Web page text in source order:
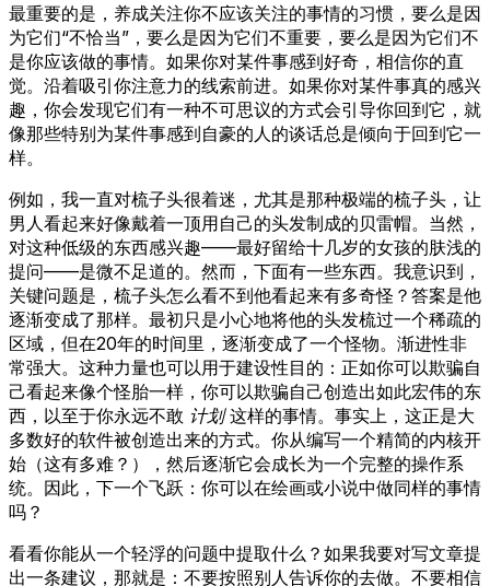
最重要的是，养成关注你不应该关注的事情的习惯，要么是因
为它们“不恰当”，要么是因为它们不重要，要么是因为它们不
是你应该做的事情。如果你对某件事感到好奇，相信你的直
觉。沿着吸引你注意力的线索前进。如果你对某件事真的感兴
趣，你会发现它们有一种不可思议的方式会引导你回到它，就
像那些特别为某件事感到自豪的人的谈话总是倾向于回到它一
样。
例如，我一直对梳子头很着迷，尤其是那种极端的梳子头，让
男人看起来好像戴着一顶用自己的头发制成的贝雷帽。当然，
对这种低级的东西感兴趣——最好留给十几岁的女孩的肤浅的
提问——是微不足道的。然而，下面有一些东西。我意识到，
关键问题是，梳子头怎么看不到他看起来有多奇怪？答案是他
逐渐变成了那样。最初只是小心地将他的头发梳过一个稀疏的
区域，但在20年的时间里，逐渐变成了一个怪物。渐进性非
常强大。这种力量也可以用于建设性目的：正如你可以欺骗自
己看起来像个怪胎一样，你可以欺骗自己创造出如此宏伟的东
西，以至于你永远不敢 计划这样的事情。事实上，这正是大
多数好的软件被创造出来的方式。你从编写一个精简的内核开
始（这有多难？），然后逐渐它会成长为一个完整的操作系
统。因此，下一个飞跃：你可以在绘画或小说中做同样的事情
吗？
看看你能从一个轻浮的问题中提取什么？如果我要对写文章提
出一条建议，那就是：不要按照别人告诉你的去做。不要相信